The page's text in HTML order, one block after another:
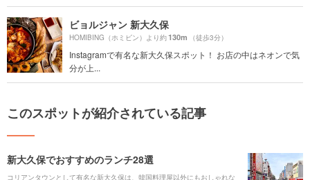
ビョルジャン 新大久保
HOMIBING（ホミビン）より約130m （徒歩3分）
Instagramで有名な新大久保スポット！ お店の中はネオンで気
分が上...
このスポットが紹介されている記事
新大久保でおすすめのランチ28選
コリアンタウンとして有名な新大久保は、韓国料理屋以外にもおしゃれな